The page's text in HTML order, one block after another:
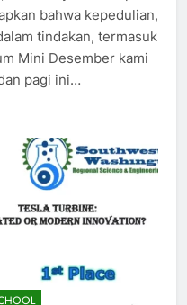
khususnya beberapa
bahwa kepedulian,
tindakan, termasuk
Mini Desember kami